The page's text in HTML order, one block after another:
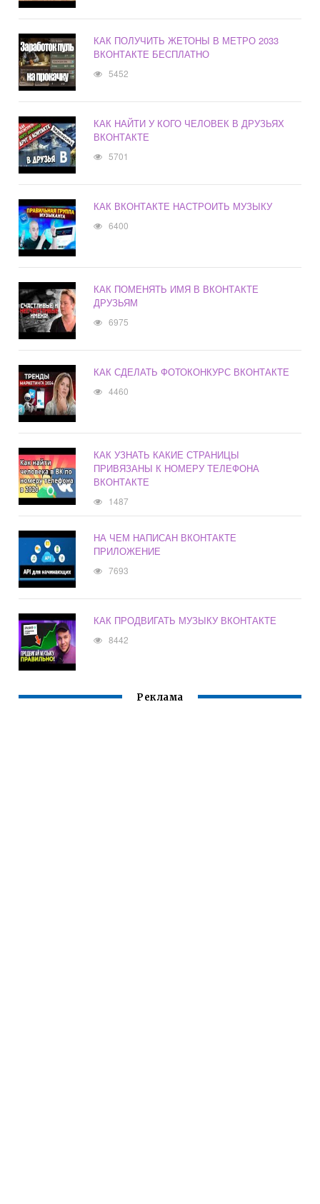
КАК ПОЛУЧИТЬ ЖЕТОНЫ В МЕТРО 2033
ВКОНТАКТЕ БЕСПЛАТНО
5452
КАК НАЙТИ У КОГО ЧЕЛОВЕК В ДРУЗЬЯХ
ВКОНТАКТЕ
5701
КАК ВКОНТАКТЕ НАСТРОИТЬ МУЗЫКУ
6400
КАК ПОМЕНЯТЬ ИМЯ В ВКОНТАКТЕ
ДРУЗЬЯМ
6975
КАК СДЕЛАТЬ ФОТОКОНКУРС ВКОНТАКТЕ
4460
КАК УЗНАТЬ КАКИЕ СТРАНИЦЫ
ПРИВЯЗАНЫ К НОМЕРУ ТЕЛЕФОНА
ВКОНТАКТЕ
1487
НА ЧЕМ НАПИСАН ВКОНТАКТЕ
ПРИЛОЖЕНИЕ
7693
КАК ПРОДВИГАТЬ МУЗЫКУ ВКОНТАКТЕ
8442
Реклама